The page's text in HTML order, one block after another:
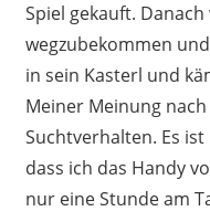
Spiel gekauft.
wegzubekommen
in sein Kasterl und
Meiner Meinung
Suchtverhalten. Es
dass ich das Handy
nur eine Stunde am